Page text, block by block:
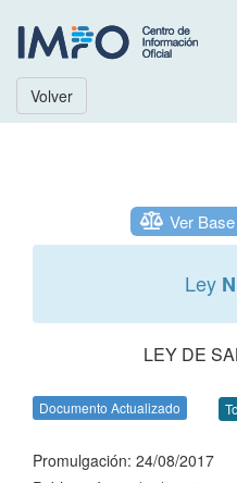
Volver
Ver
Ley
LEY DE
Documento Actualizado
Promulgación: 24/08/2017